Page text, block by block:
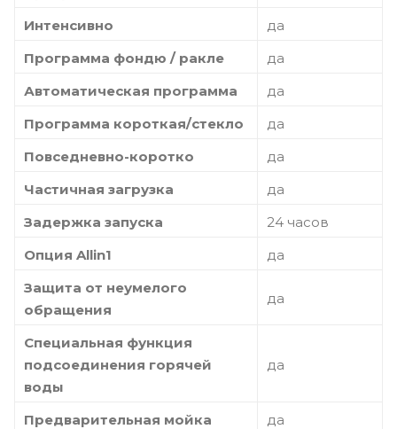
Интенсивно
да
Программа фондю / ракле
да
Автоматическая программа
да
Программа короткая/стекло
да
Повседневно-коротко
да
Частичная загрузка
да
Задержка запуска
24 часов
Опция Allin1
да
Защита от неумелого
обращения
да
Специальная функция
подсоединения горячей
воды
да
Предварительная мойка
да